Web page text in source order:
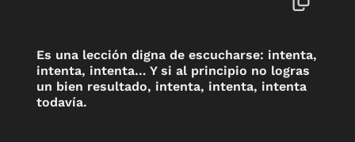
Es una lección digna de escucharse: intenta,
intenta, intenta… Y si al principio no logras
un bien resultado, intenta, intenta, intenta
todavía.